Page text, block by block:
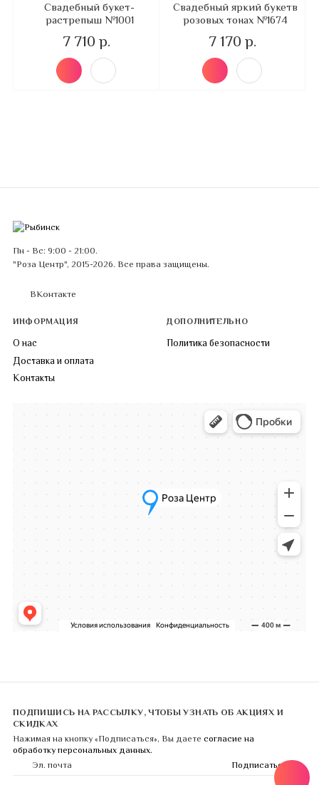
Свадебный букет-
растрепыш №1001
7 710 р.
Свадебный яркий букетв
розовых тонах №1674
7 170 р.
Пн - Вс: 9:00 - 21:00.
"Роза Центр", 2015-2026. Все права защищены.
ВКонтакте
ИНФОРМАЦИЯ
О нас
Доставка и оплата
Контакты
ДОПОЛНИТЕЛЬНО
Политика безопасности
ПОДПИШИСЬ НА РАССЫЛКУ, ЧТОБЫ УЗНАТЬ ОБ АКЦИЯХ И
СКИДКАХ
Нажимая на кнопку «Подписаться», Вы даете согласие на
обработку персональных данных.
Подписаться